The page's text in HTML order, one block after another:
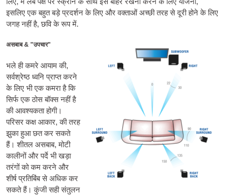
इसलिए एक बहुत बड़े प्रदर्शन के लिए और वक्ताओं अच्छी तरह से दूरी होने के लिए
जगह नहीं है, छवि के रूप में.
असबाब & "उपचार"
भले ही कमरे आयाम की,
सर्वश्रेष्ठ ध्वनि प्राप्त करने
के लिए भी एक कमरा है कि
सिर्फ एक ठोस बॉक्स नहीं है
की आवश्यकता होगी।
परिसर कक्ष आकार, की तरह
झुका हुआ छत कर सकते
हैं। शीतल असबाब, मोटी
कालीनों और पर्दे भी खड़ा
तरंगों को कम करने और
शीर्ष प्रतिबिंब से अधिक कर
सकते हैं। कुंजी सही संतुलन